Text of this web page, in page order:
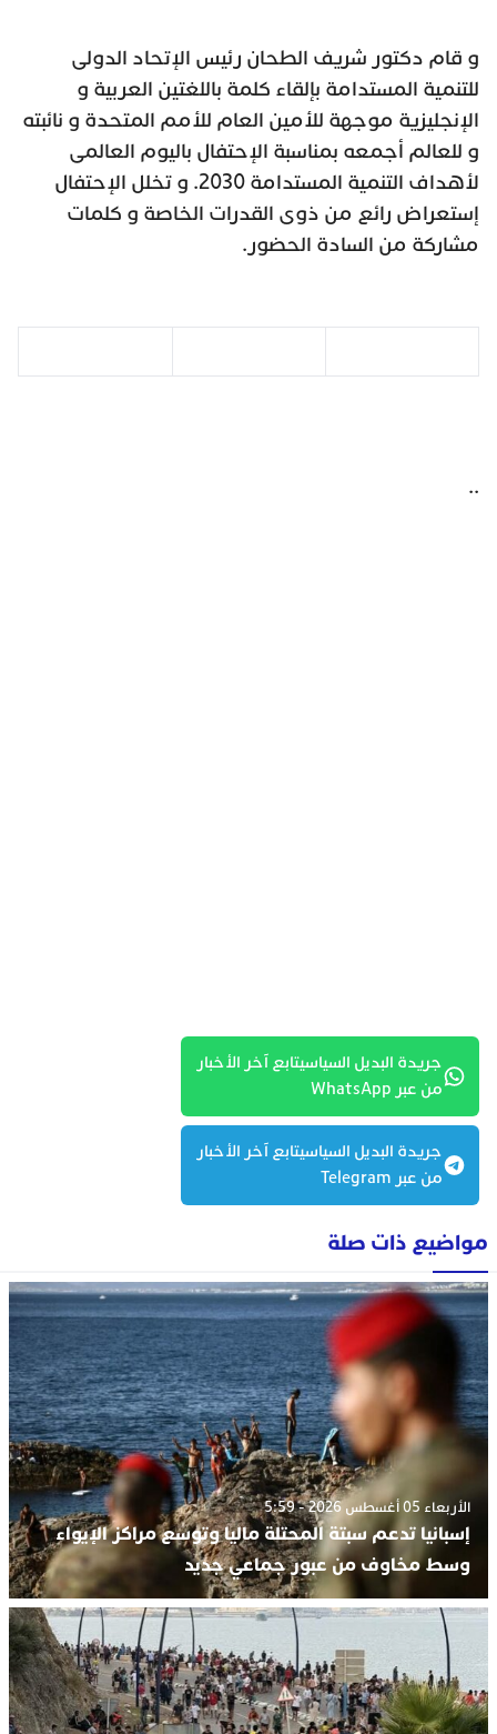
و قام دكتور شريف الطحان رئيس الإتحاد الدولى
للتنمية المستدامة بإلقاء كلمة باللغتين العربية و
الإنجليزية موجهة للأمين العام للأمم المتحدة و نائبته
و للعالم أجمعه بمناسبة الإحتفال باليوم العالمى
لأهداف التنمية المستدامة 2030. و تخلل الإحتفال
إستعراض رائع من ذوى القدرات الخاصة و كلمات
مشاركة من السادة الحضور.
..
جريدة البديل السياسيتابع آخر الأخبار
من عبر WhatsApp
جريدة البديل السياسيتابع آخر الأخبار
من عبر Telegram
مواضيع ذات صلة
الأربعاء 05 أغسطس 2026 - 5:59
إسبانيا تدعم سبتة المحتلة ماليا وتوسع مراكز الإيواء
وسط مخاوف من عبور جماعي جديد